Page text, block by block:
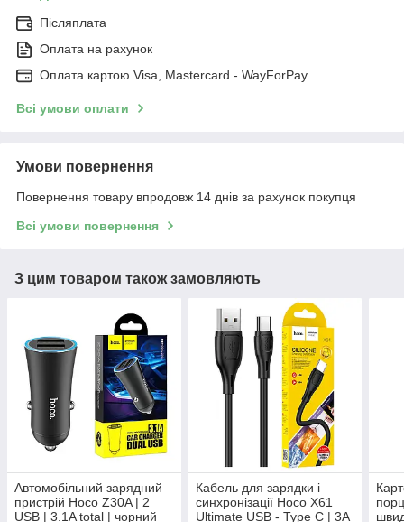
Післяплата
Оплата на рахунок
Оплата картою Visa, Mastercard - WayForPay
Всі умови оплати
Умови повернення
Повернення товару впродовж 14 днів за рахунок покупця
Всі умови повернення
З цим товаром також замовляють
Автомобільний зарядний
пристрій Hoco Z30A | 2
USB | 3.1A total | чорний
Кабель для зарядки і
синхронізації Hoco X61
Ultimate USB - Type C | 3A